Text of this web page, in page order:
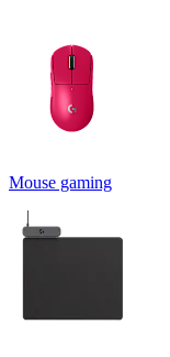
Mouse gaming